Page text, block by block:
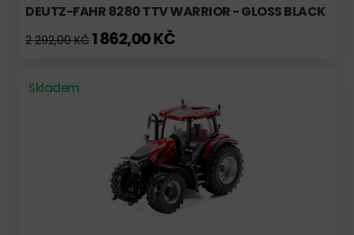
DEUTZ-FAHR 8280 TTV WARRIOR - GLOSS BLACK
2 292,00 KČ 1 862,00 KČ
Skladem